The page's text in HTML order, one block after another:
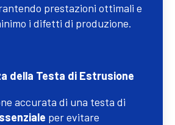
prestazioni ottimali e
i difetti di produzione.
della Testa di Estrusione
accurata di una testa di
per evitare